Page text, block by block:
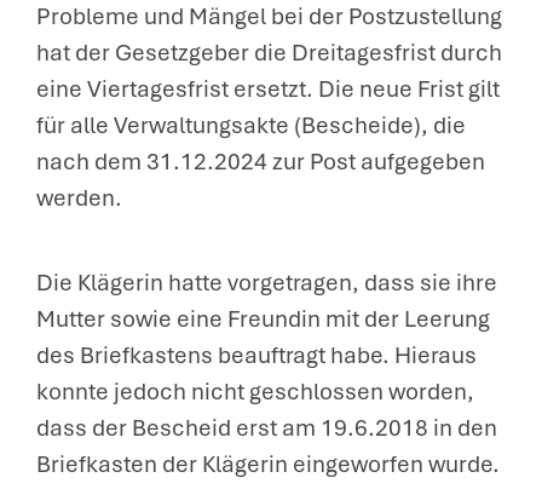
Probleme und Mängel bei der Postzustellung
hat der Gesetzgeber die Dreitagesfrist durch
eine Viertagesfrist ersetzt. Die neue Frist gilt
für alle Verwaltungsakte (Bescheide), die
nach dem 31.12.2024 zur Post aufgegeben
werden.
Die Klägerin hatte vorgetragen, dass sie ihre
Mutter sowie eine Freundin mit der Leerung
des Briefkastens beauftragt habe. Hieraus
konnte jedoch nicht geschlossen worden,
dass der Bescheid erst am 19.6.2018 in den
Briefkasten der Klägerin eingeworfen wurde.